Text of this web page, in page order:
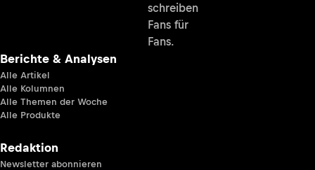
schreiben
Fans für
Fans.
Berichte & Analysen
Alle Artikel
Alle Kolumnen
Alle Themen der Woche
Alle Produkte
Redaktion
Newsletter abonnieren